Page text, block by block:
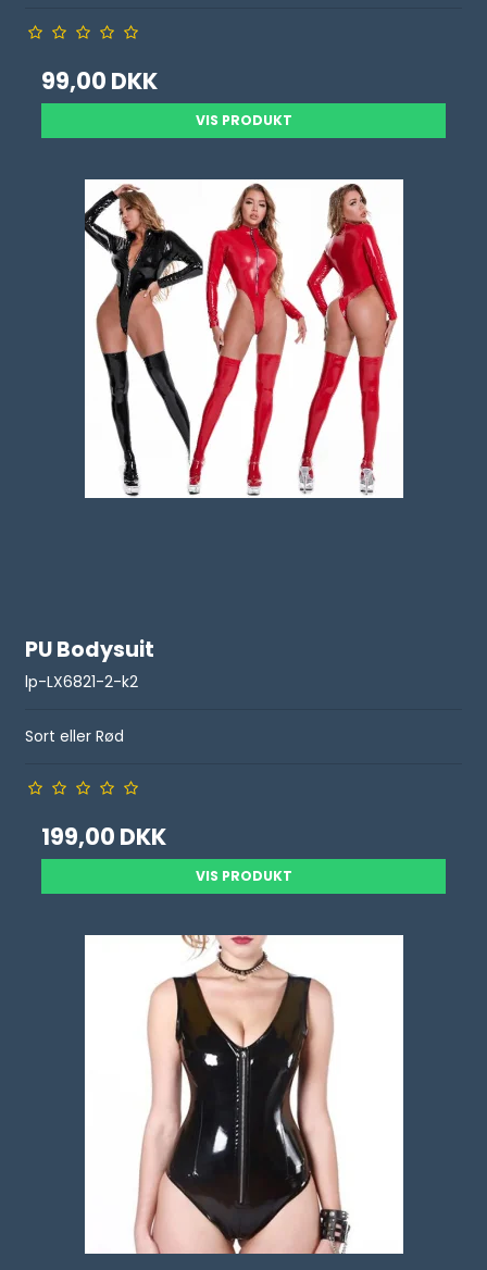
99,00 DKK
VIS PRODUKT
PU Bodysuit
lp-LX6821-2-k2
Sort eller Rød
199,00 DKK
VIS PRODUKT